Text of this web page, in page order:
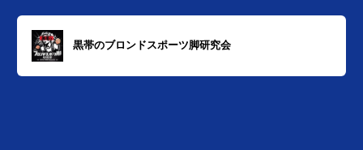
黒帯のブロンドスポーツ脚研究会